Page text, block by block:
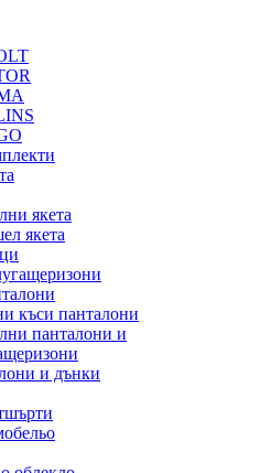
якета
якета
къси панталони
панталони и
и дънки